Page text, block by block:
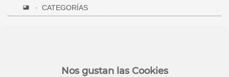
CATEGORÍAS
Artículos para Mascotas Loterías y apuestas del Estado
Nos gustan las Cookies